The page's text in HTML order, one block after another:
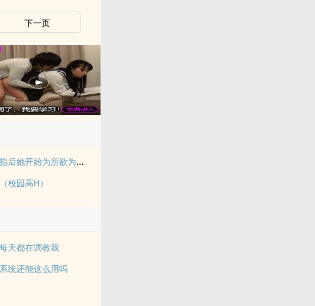
下一页
拥有金手指后她开始为所欲为（nph）
校园高H）
天都在调教我
统还能这么用吗